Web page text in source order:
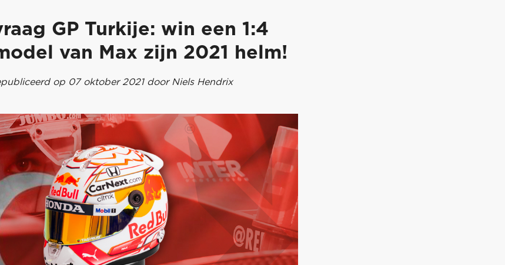
GP Turkije: win een 1:4
van Max zijn 2021 helm!
op 07 oktober 2021 door Niels Hendrix